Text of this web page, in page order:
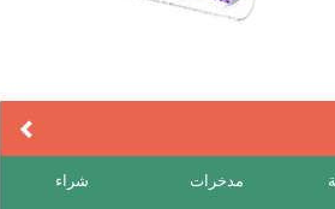
شراء مدخرات